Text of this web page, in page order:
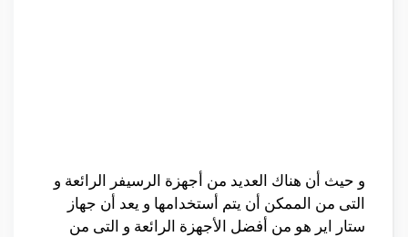
و حيث أن هناك العديد من أجهزة الرسيفر الرائعة و
التى من الممكن أن يتم أستخدامها و يعد أن جهاز
ستار اير هو من أفضل الأجهزة الرائعة و التى من